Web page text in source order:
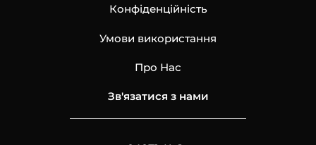
Конфіденційність
Умови використання
Про Нас
Зв'язатися з нами